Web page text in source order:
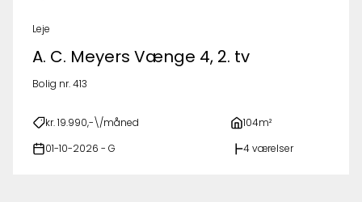
Leje
A. C. Meyers Vænge 4, 2. tv
Bolig nr. 413
kr. 19.990,-\/måned 104m²
01-10-2026 - G 4 værelser